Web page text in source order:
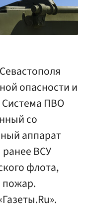
опасности и
ПВО
со
аппарат
ВСУ
флота,
пожар.